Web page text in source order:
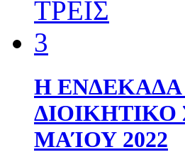
Η
ΔΙΟΙΚΗΤΙΚΟ
ΜΑΊΟΥ 2022